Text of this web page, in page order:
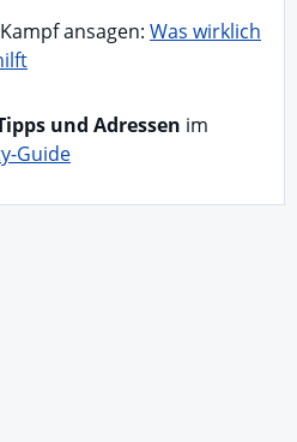
ansagen: Was wirklich
und Adressen im
Guide